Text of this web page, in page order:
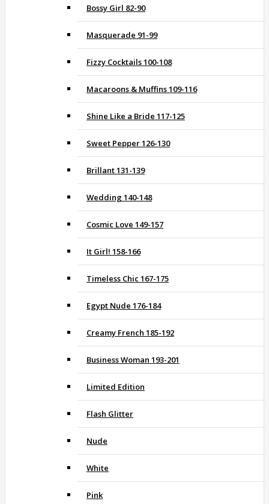
Bossy Girl 82-90
Masquerade 91-99
Fizzy Cocktails 100-108
Macaroons & Muffins 109-116
Shine Like a Bride 117-125
Sweet Pepper 126-130
Brillant 131-139
Wedding 140-148
Cosmic Love 149-157
It Girl! 158-166
Timeless Chic 167-175
Egypt Nude 176-184
Creamy French 185-192
Business Woman 193-201
Limited Edition
Flash Glitter
Nude
White
Pink